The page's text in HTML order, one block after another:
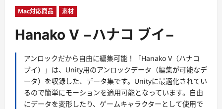
ー
Mac対応商品 素材
Hanako V −ハナコ ブイ−
アンロックだから自由に編集可能！「Hanako V（ハナコ
ブイ）」は、Unity用のアンロックデータ（編集が可能なデ
ータ）を収録した、データ集です。Unityに最適化されてい
るので簡単にモーションを適用可能となっています。自由
にデータを変形したり、ゲームキャラクターとして使用で